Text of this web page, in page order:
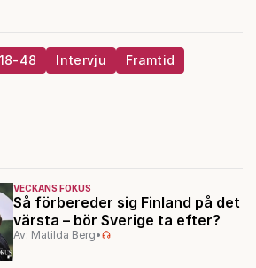
48 Intervju
Framtid
VECKANS FOKUS
Så förbereder sig Finland på det
värsta – bör Sverige ta efter?
Av: Matilda Berg•